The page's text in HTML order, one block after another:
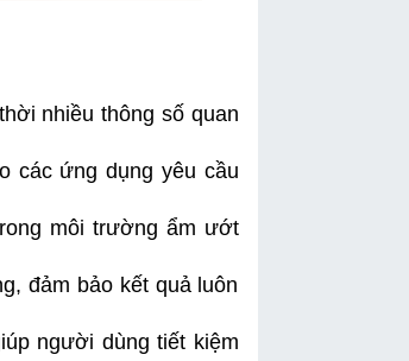
nhiều thông số quan
các ứng dụng yêu cầu
môi trường ẩm ướt
đảm bảo kết quả luôn
người dùng tiết kiệm